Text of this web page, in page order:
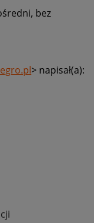
bez
> napisał(a):